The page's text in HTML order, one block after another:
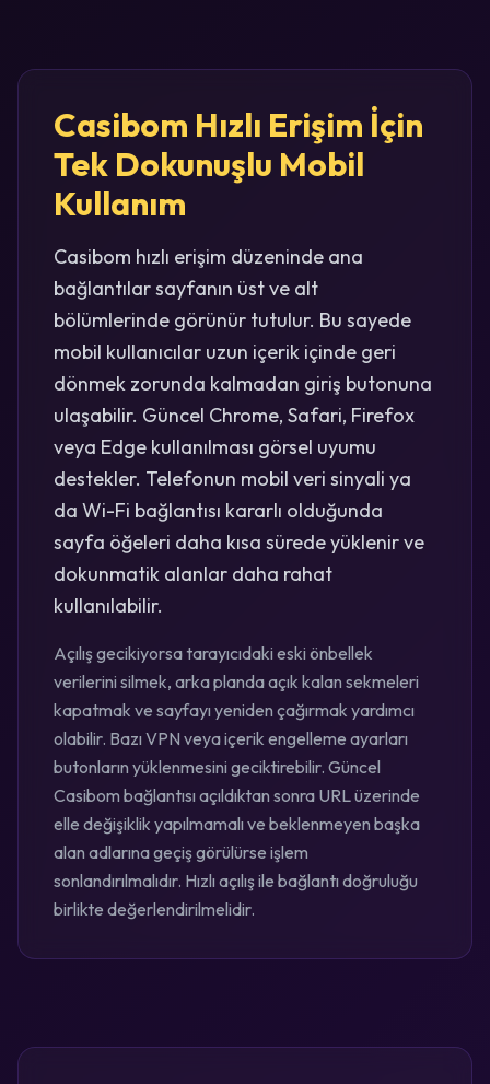
Casibom Hızlı Erişim İçin
Tek Dokunuşlu Mobil
Kullanım
Casibom hızlı erişim düzeninde ana
bağlantılar sayfanın üst ve alt
bölümlerinde görünür tutulur. Bu sayede
mobil kullanıcılar uzun içerik içinde geri
dönmek zorunda kalmadan giriş butonuna
ulaşabilir. Güncel Chrome, Safari, Firefox
veya Edge kullanılması görsel uyumu
destekler. Telefonun mobil veri sinyali ya
da Wi-Fi bağlantısı kararlı olduğunda
sayfa öğeleri daha kısa sürede yüklenir ve
dokunmatik alanlar daha rahat
kullanılabilir.
Açılış gecikiyorsa tarayıcıdaki eski önbellek
verilerini silmek, arka planda açık kalan sekmeleri
kapatmak ve sayfayı yeniden çağırmak yardımcı
olabilir. Bazı VPN veya içerik engelleme ayarları
butonların yüklenmesini geciktirebilir. Güncel
Casibom bağlantısı açıldıktan sonra URL üzerinde
elle değişiklik yapılmamalı ve beklenmeyen başka
alan adlarına geçiş görülürse işlem
sonlandırılmalıdır. Hızlı açılış ile bağlantı doğruluğu
birlikte değerlendirilmelidir.